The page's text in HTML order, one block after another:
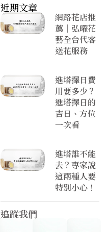
近期文章
網路花店推
薦｜弘曜花
藝全台代客
送花服務
進塔擇日費
用要多少？
進塔擇日的
吉日、方位
一次看
進塔誰不能
去？專家說
這兩種人要
特別小心！
追蹤我們